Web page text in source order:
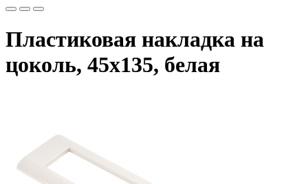
Пластиковая накладка на
цоколь, 45x135, белая